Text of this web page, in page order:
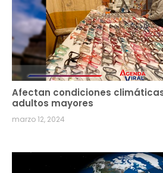
Afectan condiciones
adultos mayores
marzo 12, 2024